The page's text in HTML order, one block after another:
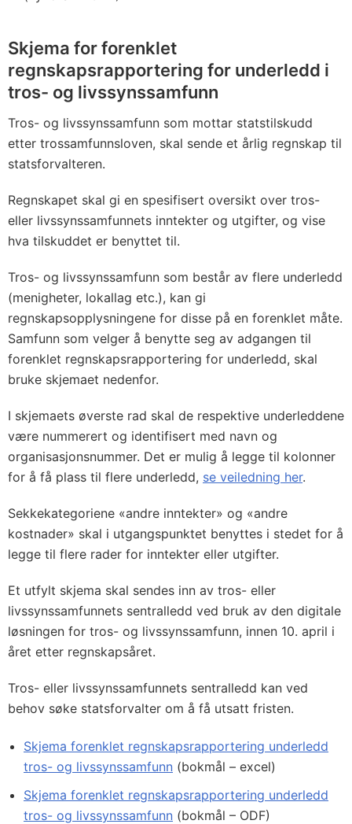
Skjema for forenklet
regnskapsrapportering for underledd i
tros- og livssynssamfunn
Tros- og livssynssamfunn som mottar statstilskudd
etter trossamfunnsloven, skal sende et årlig regnskap til
statsforvalteren.
Regnskapet skal gi en spesifisert oversikt over tros-
eller livssynssamfunnets inntekter og utgifter, og vise
hva tilskuddet er benyttet til.
Tros- og livssynssamfunn som består av flere underledd
(menigheter, lokallag etc.), kan gi
regnskapsopplysningene for disse på en forenklet måte.
Samfunn som velger å benytte seg av adgangen til
forenklet regnskapsrapportering for underledd, skal
bruke skjemaet nedenfor.
I skjemaets øverste rad skal de respektive underleddene
være nummerert og identifisert med navn og
organisasjonsnummer. Det er mulig å legge til kolonner
for å få plass til flere underledd, se veiledning her.
Sekkekategoriene «andre inntekter» og «andre
kostnader» skal i utgangspunktet benyttes i stedet for å
legge til flere rader for inntekter eller utgifter.
Et utfylt skjema skal sendes inn av tros- eller
livssynssamfunnets sentralledd ved bruk av den digitale
løsningen for tros- og livssynssamfunn, innen 10. april i
året etter regnskapsåret.
Tros- eller livssynssamfunnets sentralledd kan ved
behov søke statsforvalter om å få utsatt fristen.
Skjema forenklet regnskapsrapportering underledd
tros- og livssynssamfunn (bokmål – excel)
Skjema forenklet regnskapsrapportering underledd
tros- og livssynssamfunn (bokmål – ODF)